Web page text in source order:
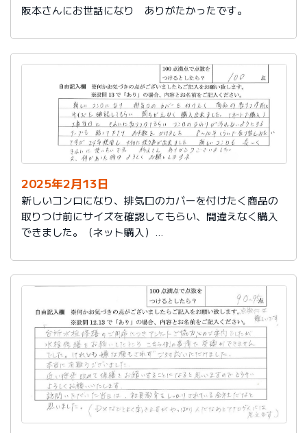
阪本さんにお世話になり ありがたかったです。
2025年2月13日
新しいコンロになり、排気口のカバーを付けたく商品の
取りつけ前にサイズを確認してもらい、間違えなく購入
できました。（ネット購入）
汚れないようにするテープも貼って下さりお手数をかけ
ました。
８～10年くらいで取り替えみたいですが、24年使用し大
切に使う事が出来ました。新しいコンロも長～くきれい
に使いたいです。杉山さん、ありがとうございました。
又、何かあった時はよろしくお願いしますネ